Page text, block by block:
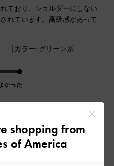
ており、ショルダーにしない
れています。高級感があって
| カラー: グリーン系
かった
よかったshopping from
of America